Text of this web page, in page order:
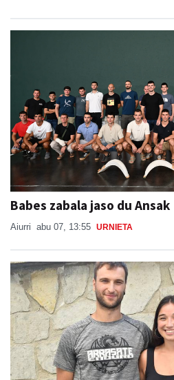
Babes zabala jaso du Ansak
Aiurri abu 07, 13:55 URNIETA